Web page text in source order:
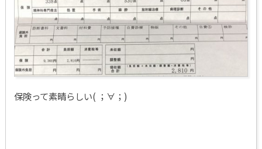
保険って素晴らしい( ；∀；)